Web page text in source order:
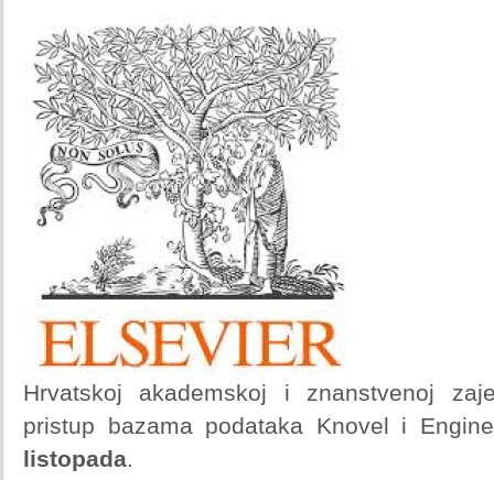
Hrvatskoj akademskoj i znanstvenoj
pristup bazama podataka Knovel i
listopada.